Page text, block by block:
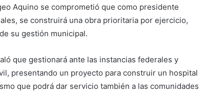
Aquino se comprometió que como presidente
se construirá una obra prioritaria por ejercicio,
su gestión municipal.
que gestionará ante las instancias federales y
presentando un proyecto para construir un hospital
que podrá dar servicio también a las comunidades